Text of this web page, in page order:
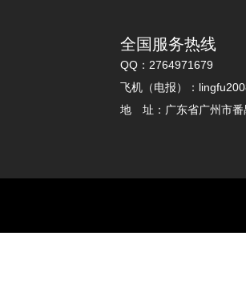
全国服务热线
QQ：2764971679
飞机（电报）：
地 址：广东省广州市番